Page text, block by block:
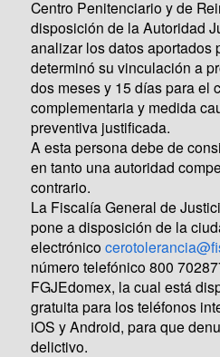
Centro Penitenciario y de
disposición de la Autoridad
analizar los datos aportados
determinó su vinculación a
dos meses y 15 días para el
complementaria y medida
preventiva justificada.
A esta persona debe de
en tanto una autoridad
contrario.
La Fiscalía General de
pone a disposición de la
electrónico
número telefónico 800
FGJEdomex, la cual está
gratuita para los teléfonos
iOS y Android, para que
delictivo.